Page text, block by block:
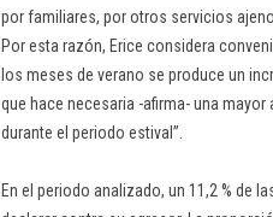
por familiares, por otros servicios
Por esta razón, Erice considera
los meses de verano se produce un
que hace necesaria -afirma- una
durante el periodo estival”.
En el periodo analizado, un 11,2 % de